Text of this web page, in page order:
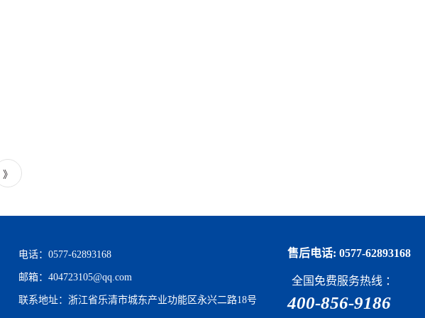
》
电话：0577-62893168
邮箱：404723105@qq.com
联系地址：浙江省乐清市城东产业功能区永兴二路18号
售后电话: 0577-62893168
全国免费服务热线 ：
400-856-9186